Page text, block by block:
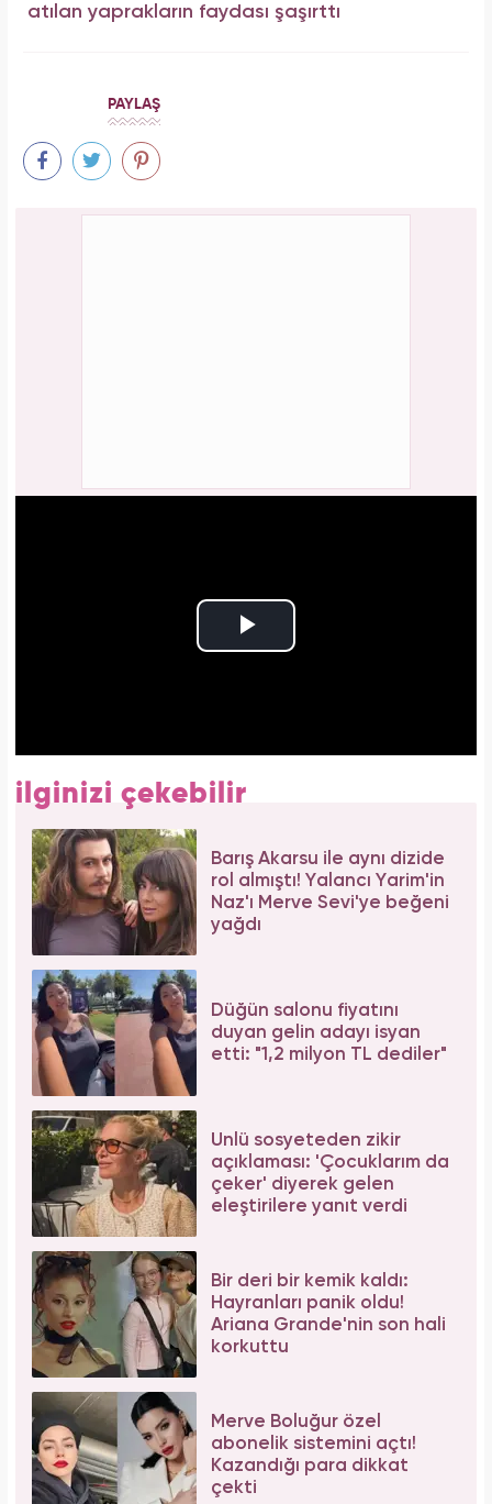
atılan yaprakların faydası şaşırttı
PAYLAŞ
ilginizi çekebilir
Barış Akarsu ile aynı dizide
rol almıştı! Yalancı Yarim'in
Naz'ı Merve Sevi'ye beğeni
yağdı
Düğün salonu fiyatını
duyan gelin adayı isyan
etti: "1,2 milyon TL dediler"
Ünlü sosyeteden zikir
açıklaması: 'Çocuklarım da
çeker' diyerek gelen
eleştirilere yanıt verdi
Bir deri bir kemik kaldı:
Hayranları panik oldu!
Ariana Grande'nin son hali
korkuttu
Merve Boluğur özel
abonelik sistemini açtı!
Kazandığı para dikkat
çekti